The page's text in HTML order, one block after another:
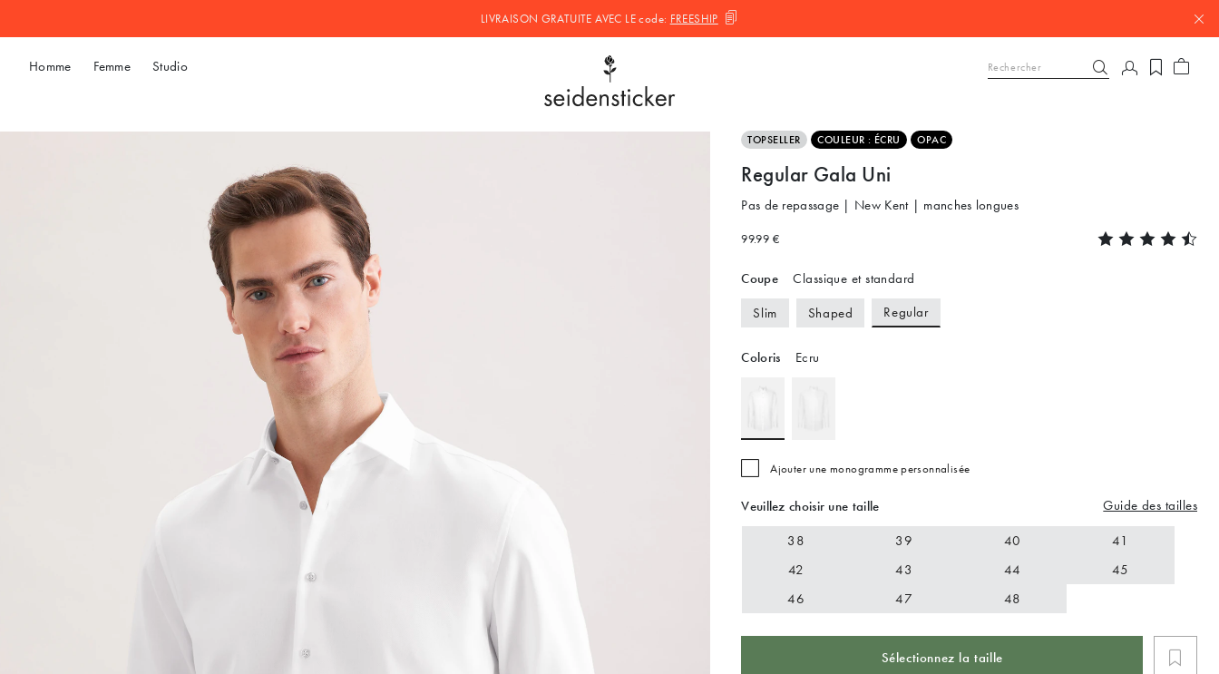
LIVRAISON GRATUITE AVEC LEcode: FREESHIP
Homme Femme Studio
TOPSELLER COULEUR : ÉCRU OPAC
Regular Gala Uni
Pas de repassage | New Kent | manches longues
99.99 €
Coupe Classique et standard
Slim Shaped Regular
Coloris Ecru
Ajouter une monogramme personnalisée
Veuillez choisir une taille Guide des tailles
38 39 40
41
42
43 44
45
46
47 48
Sélectionnez la taille